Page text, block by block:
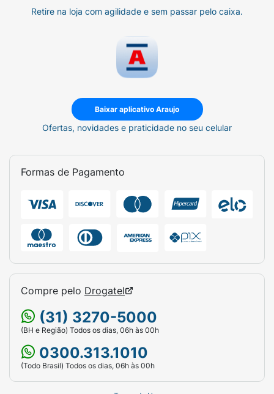
Retire na loja com agilidade e sem passar pelo caixa.
Baixar aplicativo Araujo
Ofertas, novidades e praticidade no seu celular
Formas de Pagamento
Compre pelo Drogatel
(31) 3270-5000
(BH e Região) Todos os dias, 06h às 00h
0300.313.1010
(Todo Brasil) Todos os dias, 06h às 00h